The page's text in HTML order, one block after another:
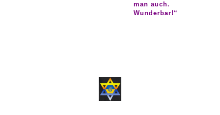
man auch.
Wunderbar!“